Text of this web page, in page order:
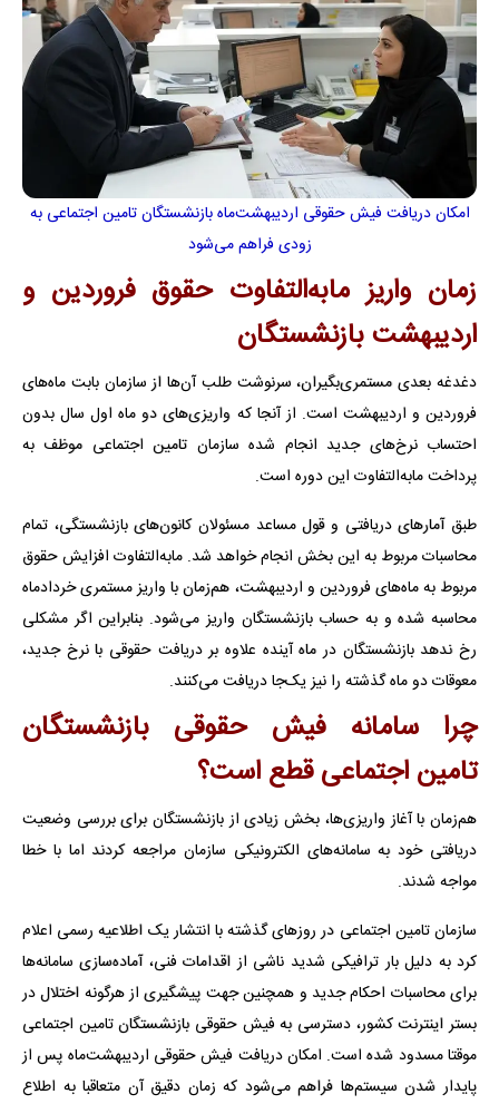
امکان دریافت فیش حقوقی اردیبهشت‌ماه بازنشستگان تامین اجتماعی به
زودی فراهم می‌شود
زمان واریز مابه‌التفاوت حقوق فروردین و
اردیبهشت بازنشستگان
دغدغه‌ بعدی مستمری‌بگیران، سرنوشت طلب آن‌ها از سازمان بابت ماه‌های
فروردین و اردیبهشت است. از آنجا که واریزی‌های دو ماه اول سال بدون
احتساب نرخ‌های جدید انجام شده سازمان تامین اجتماعی موظف به
پرداخت مابه‌التفاوت این دوره است.
طبق آمارهای دریافتی و قول مساعد مسئولان کانون‌های بازنشستگی، تمام
محاسبات مربوط به این بخش انجام خواهد شد. مابه‌التفاوت افزایش حقوق
مربوط به ماه‌های فروردین و اردیبهشت، هم‌زمان با واریز مستمری خردادماه
محاسبه شده و به حساب بازنشستگان واریز می‌شود. بنابراین اگر مشکلی
رخ ندهد بازنشستگان در ماه آینده علاوه بر دریافت حقوقی با نرخ جدید،
معوقات دو ماه گذشته را نیز یک‌جا دریافت می‌کنند.
چرا سامانه فیش حقوقی بازنشستگان
تامین اجتماعی قطع است؟
هم‌زمان با آغاز واریزی‌ها، بخش زیادی از بازنشستگان برای بررسی وضعیت
دریافتی خود به سامانه‌های الکترونیکی سازمان مراجعه کردند اما با خطا
مواجه شدند.
سازمان تامین اجتماعی در روزهای گذشته با انتشار یک اطلاعیه رسمی اعلام
کرد به دلیل بار ترافیکی شدید ناشی از اقدامات فنی، آماده‌سازی سامانه‌ها
برای محاسبات احکام جدید و همچنین جهت پیشگیری از هرگونه اختلال در
بستر اینترنت کشور، دسترسی به فیش حقوقی بازنشستگان تامین اجتماعی
موقتا مسدود شده است. امکان دریافت فیش حقوقی اردیبهشت‌ماه پس از
پایدار شدن سیستم‌ها فراهم می‌شود که زمان دقیق آن متعاقبا به اطلاع